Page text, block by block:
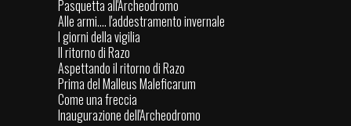
Pasquetta all'Archeodromo
Alle armi.... l'addestramento invernale
I giorni della vigilia
Il ritorno di Razo
Aspettando il ritorno di Razo
Prima del Malleus Maleficarum
Come una freccia
Inaugurazione dell'Archeodromo